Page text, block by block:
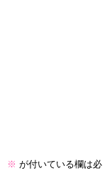
※ が付いている欄は必